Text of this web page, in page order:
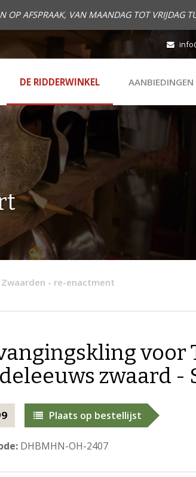
OP AFSPRAAK, VAN MAANDAG TOT VRIJDAG
DE RIDDERWINKEL AANBIEDINGEN
Zwaarden - re-enactment
voor
zwaard -
Plaats op bestellijst
DHBMHN-OH-2407